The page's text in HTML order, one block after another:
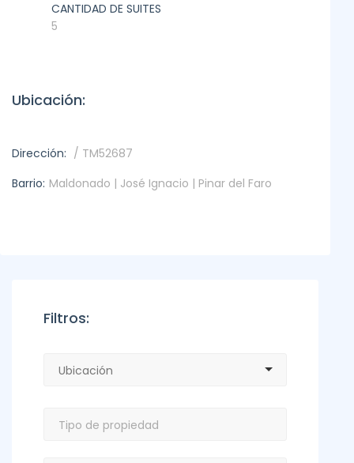
CANTIDAD DE SUITES
5
Ubicación:
Dirección: / TM52687
Barrio: Maldonado | José Ignacio | Pinar del Faro
Filtros: